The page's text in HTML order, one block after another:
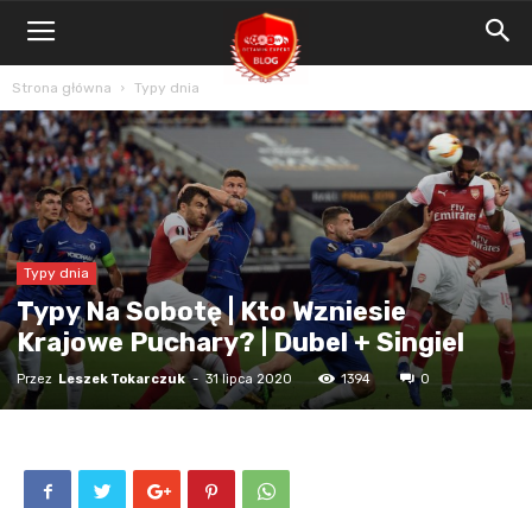
Blog
Strona główna Typy dnia
Typy dnia
Typy Na Sobotę | Kto Wzniesie
Krajowe Puchary? | Dubel + Singiel
Przez Leszek Tokarczuk - 31 lipca 2020 1394 0